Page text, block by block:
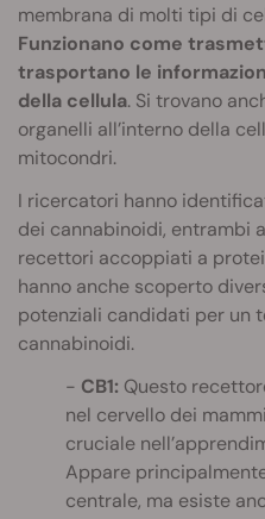
membrana di molti tipi di
Funzionano come
trasportano le
della cellula. Si trovano
organelli all’interno della
mitocondri.
I ricercatori hanno
dei cannabinoidi, entrambi
recettori accoppiati a
hanno anche scoperto
potenziali candidati per un
cannabinoidi.
CB1: Questo
nel cervello dei
cruciale
Appare
centrale, ma esiste